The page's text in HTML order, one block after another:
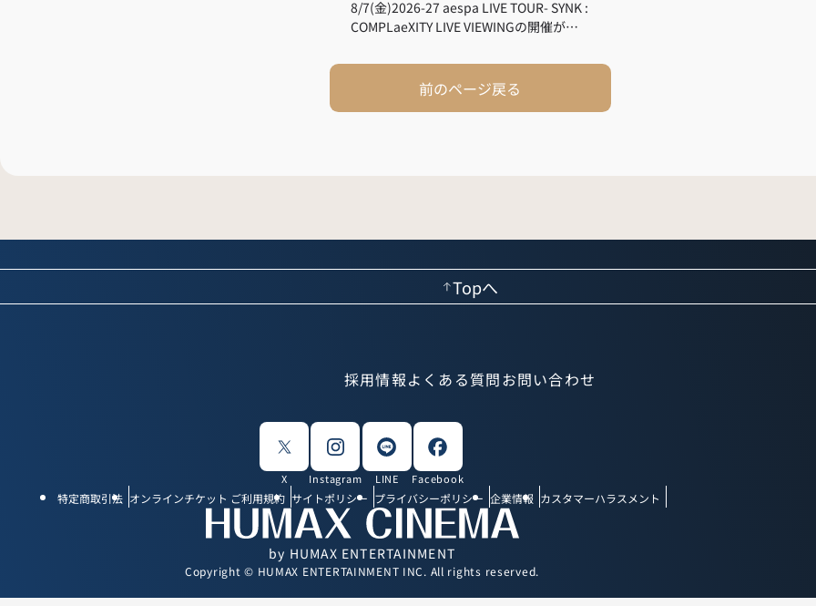
8/7(金)2026-27 aespa LIVE TOUR- SYNK :
COMPLaeXITY LIVE VIEWINGの開催が決
前のページ戻る
Topへ
採用情報よくある質問お問い合わせ
X Instagram LINE Facebook
特定商取引法 オンラインチケット ご利用規約 サイトポリシー プライバシーポリシー 企業情報 カスタマーハラスメント
by HUMAX ENTERTAINMENT
Copyright © HUMAX ENTERTAINMENT INC. All rights reserved.